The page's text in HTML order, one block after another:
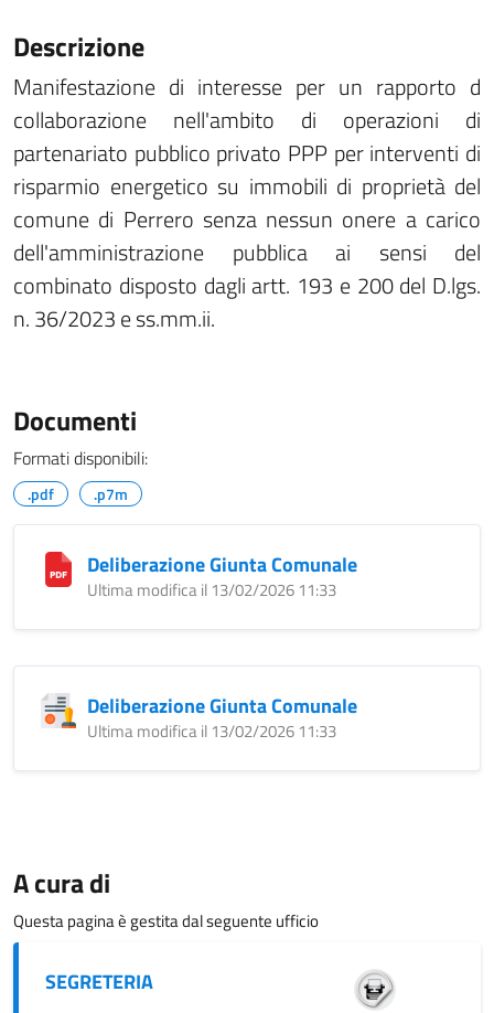
Descrizione
Manifestazione di interesse per un rapporto d
collaborazione nell'ambito di operazioni di
partenariato pubblico privato PPP per interventi di
risparmio energetico su immobili di proprietà del
comune di Perrero senza nessun onere a carico
dell'amministrazione pubblica ai sensi del
combinato disposto dagli artt. 193 e 200 del D.lgs.
n. 36/2023 e ss.mm.ii.
Documenti
Formati disponibili:
.pdf .p7m
Deliberazione Giunta Comunale
Ultima modifica il 13/02/2026 11:33
Deliberazione Giunta Comunale
Ultima modifica il 13/02/2026 11:33
A cura di
Questa pagina è gestita dal seguente ufficio
SEGRETERIA